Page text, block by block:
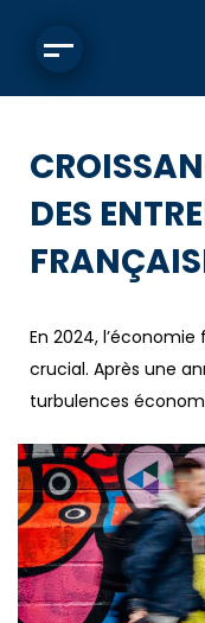
DES
En 2024,
crucial. Après une
turbulences